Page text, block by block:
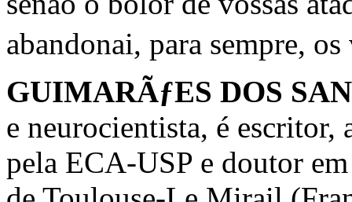
abandonai, para sempre,
GUIMARÃƒES DOS
e neurocientista, é escritor,
pela ECA-USP e doutor